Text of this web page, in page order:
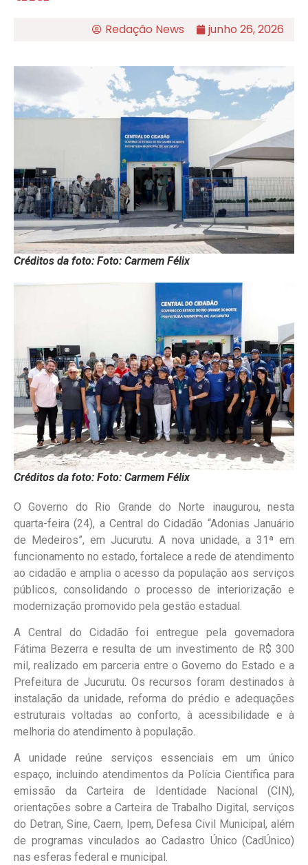
Redação News junho 26, 2026
Créditos da foto: Foto: Carmem Félix
Créditos da foto: Foto: Carmem Félix
O Governo do Rio Grande do Norte inaugurou, nesta
quarta-feira (24), a Central do Cidadão “Adonias Januário
de Medeiros”, em Jucurutu. A nova unidade, a 31ª em
funcionamento no estado, fortalece a rede de atendimento
ao cidadão e amplia o acesso da população aos serviços
públicos, consolidando o processo de interiorização e
modernização promovido pela gestão estadual.
A Central do Cidadão foi entregue pela governadora
Fátima Bezerra e resulta de um investimento de R$ 300
mil, realizado em parceria entre o Governo do Estado e a
Prefeitura de Jucurutu. Os recursos foram destinados à
instalação da unidade, reforma do prédio e adequações
estruturais voltadas ao conforto, à acessibilidade e à
melhoria do atendimento à população.
A unidade reúne serviços essenciais em um único
espaço, incluindo atendimentos da Polícia Científica para
emissão da Carteira de Identidade Nacional (CIN),
orientações sobre a Carteira de Trabalho Digital, serviços
do Detran, Sine, Caern, Ipem, Defesa Civil Municipal, além
de programas vinculados ao Cadastro Único (CadÚnico)
nas esferas federal e municipal.